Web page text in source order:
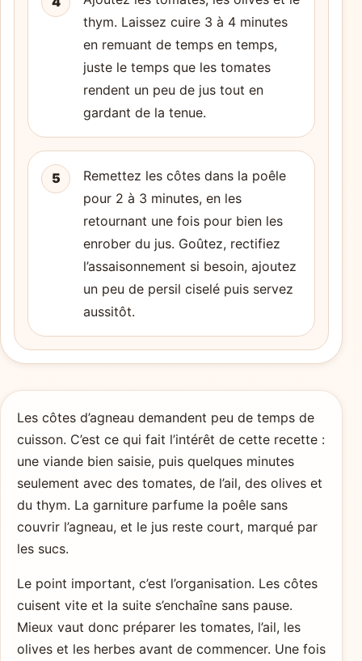
thym. Laissez cuire 3 à 4 minutes
en remuant de temps en temps,
juste le temps que les tomates
rendent un peu de jus tout en
gardant de la tenue.
5
Remettez les côtes dans la poêle
pour 2 à 3 minutes, en les
retournant une fois pour bien les
enrober du jus. Goûtez, rectifiez
l’assaisonnement si besoin, ajoutez
un peu de persil ciselé puis servez
aussitôt.
Les côtes d’agneau demandent peu de temps de
cuisson. C’est ce qui fait l’intérêt de cette recette :
une viande bien saisie, puis quelques minutes
seulement avec des tomates, de l’ail, des olives et
du thym. La garniture parfume la poêle sans
couvrir l’agneau, et le jus reste court, marqué par
les sucs.
Le point important, c’est l’organisation. Les côtes
cuisent vite et la suite s’enchaîne sans pause.
Mieux vaut donc préparer les tomates, l’ail, les
olives et les herbes avant de commencer. Une fois